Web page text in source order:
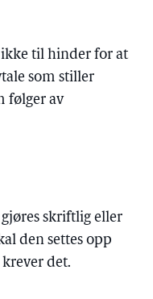
ikke til hinder for at
som stiller
følger av
skriftlig eller
den settes opp
det.